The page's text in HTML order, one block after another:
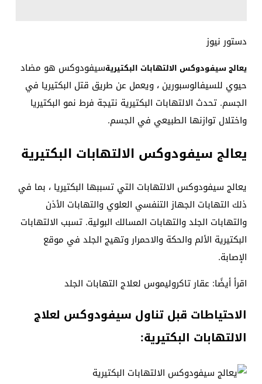
دستور نيوز
يعالج سيفودوكس الالتهابات البكتيريةسيفودوكس هو مضاد
حيوي للسيفالوسبورين ، ويعمل عن طريق قتل البكتيريا في
الجسم. تحدث الالتهابات البكتيرية نتيجة فرط نمو البكتيريا
واختلال توازنها الطبيعي في الجسم.
يعالج سيفودوكس الالتهابات البكتيرية
يعالج سيفودوكس الالتهابات التي تسببها البكتيريا ، بما في
ذلك التهابات الجهاز التنفسي العلوي والتهابات الأذن
والتهابات الجلد والتهابات المسالك البولية. تسبب الالتهابات
البكتيرية الألم والحكة والاحمرار وتهيج الجلد في موقع
الإصابة.
اقرأ أيضًا: عقار تاكروليموس لعلاج التهابات الجلد
الاحتياطات قبل تناول سيفودوكس لعلاج
الالتهابات البكتيرية: